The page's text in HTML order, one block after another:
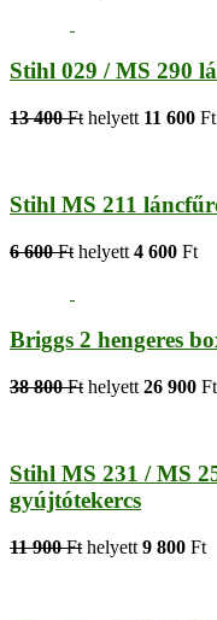
Stihl 029 / MS 290
13 400 Ft helyett 11 600 Ft
Stihl MS 211
6 600 Ft helyett 4 600 Ft
Briggs 2 hengeres
38 800 Ft helyett 26 900 Ft
Stihl MS 231 / MS
gyújtótekercs
11 900 Ft helyett 9 800 Ft